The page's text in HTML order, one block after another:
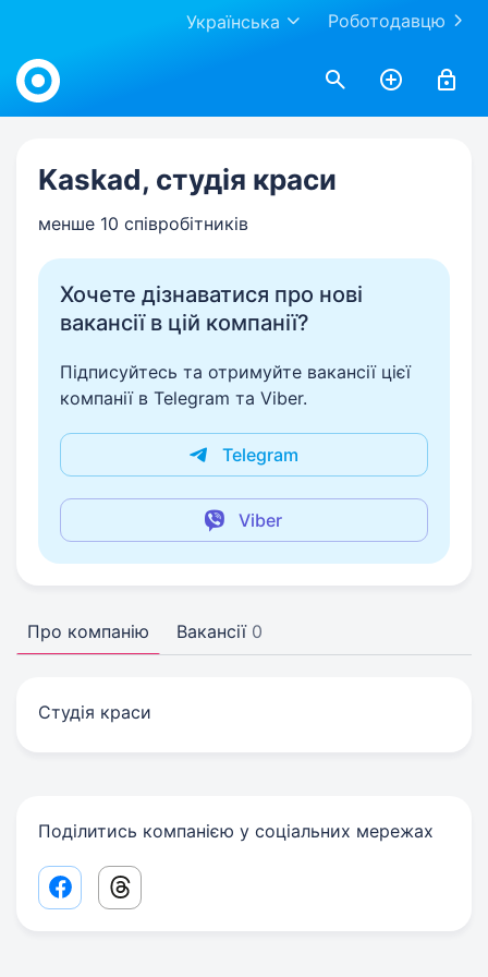
Роботодавцю
Українська
Work.ua
Kaskad, студія краси
менше 10 співробітників
Хочете дізнаватися про нові
вакансії в цій компанії?
Підписуйтесь та отримуйте вакансії цієї
компанії в Telegram та Viber.
Telegram
Viber
Про компанію Вакансії 0
Студія краси
Поділитись компанією у соціальних мережах
Facebook share link
Threads share link